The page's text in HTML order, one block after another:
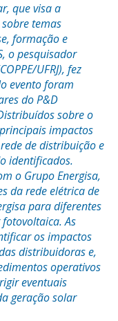
que visa a
temas
formação e
o pesquisador
UFRJ), fez
evento foram
do P&D
sobre o
impactos
de distribuição e
identificados.
o Grupo Energisa,
da rede elétrica de
para diferentes
As
os impactos
distribuidoras e,
operativos
eventuais
geração solar